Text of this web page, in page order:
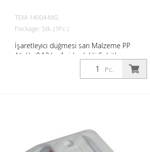
TEM-14004-MG
Package: Stk. (1Pc.)
İşaretleyici düğmesi sarı Malzeme PP
Ağırlık: 0,12 kg 4 vida deliği Sabitleme
malzemesi olmadan Otoparkların veya
park yerlerinin kolayca sınırlandırılması
Pc.